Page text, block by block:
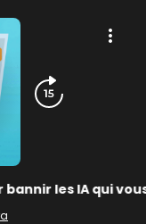
bannir les IA qui